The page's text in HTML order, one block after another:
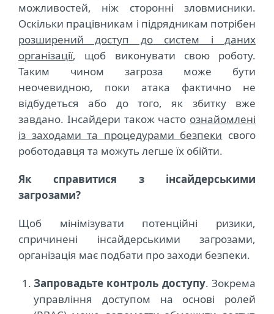
можливостей, ніж сторонні зловмисники.
Оскільки працівникам і підрядникам потрібен
розширений доступ до систем і даних
організації, щоб виконувати свою роботу.
Таким чином загроза може бути
неочевидною, поки атака фактично не
відбудеться або до того, як збитку вже
завдано. Інсайдери також часто ознайомлені
із заходами та процедурами безпеки свого
роботодавця та можуть легше їх обійти.
Як справитися з інсайдерськими
загрозами?
Щоб мінімізувати потенційні ризики,
спричинені інсайдерськими загрозами,
організація має подбати про заходи безпеки.
Запровадьте контроль доступу. Зокрема
управління доступом на основі ролей